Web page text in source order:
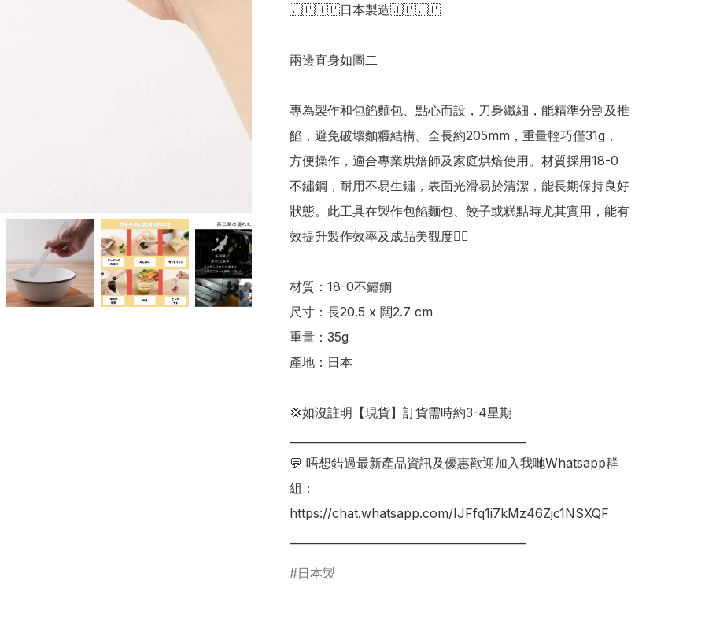
🇯🇵🇯🇵日本製造🇯🇵🇯🇵
兩邊直身如圖二
專為製作和包餡麵包、點心而設，刀身纖細，能精準分割及推
餡，避免破壞麵糰結構。全長約205mm，重量輕巧僅31g，
方便操作，適合專業烘焙師及家庭烘焙使用。材質採用18-0
不鏽鋼，耐用不易生鏽，表面光滑易於清潔，能長期保持良好
狀態。此工具在製作包餡麵包、餃子或糕點時尤其實用，能有
效提升製作效率及成品美觀度👍🏻
材質：18-0不鏽鋼
尺寸：長20.5 x 闊2.7 cm
重量：35g
產地：日本
💢如沒註明【現貨】訂貨需時約3-4星期
💬 唔想錯過最新產品資訊及優惠歡迎加入我哋Whatsapp群
組：
https://chat.whatsapp.com/IJFfq1i7kMz46Zjc1NSXQF
日本製